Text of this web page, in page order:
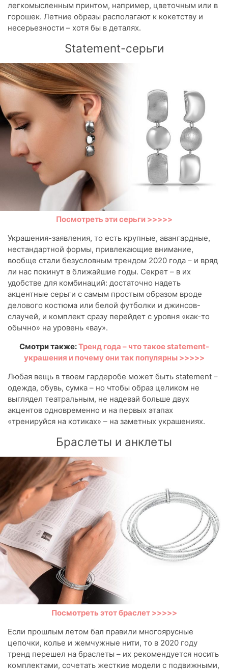
легкомысленным принтом, например, цветочным или в
горошек. Летние образы располагают к кокетству и
несерьезности – хотя бы в деталях.
Statement-серьги
Посмотреть эти серьги >>>>>
Украшения-заявления, то есть крупные, авангардные,
нестандартной формы, привлекающие внимание,
вообще стали безусловным трендом 2020 года – и вряд
ли нас покинут в ближайшие годы. Секрет – в их
удобстве для комбинаций: достаточно надеть
акцентные серьги с самым простым образом вроде
делового костюма или белой футболки и джинсов-
слаучей, и комплект сразу перейдет с уровня «как-то
обычно» на уровень «вау».
Смотри также:Тренд года – что такое statement-
украшения и почему они так популярны >>>>>
Любая вещь в твоем гардеробе может быть statement –
одежда, обувь, сумка – но чтобы образ целиком не
выглядел театральным, не надевай больше двух
акцентов одновременно и на первых этапах
«тренируйся на котиках» – на заметных украшениях.
Браслеты и анклеты
Посмотреть этот браслет >>>>>
Если прошлым летом бал правили многоярусные
цепочки, колье и жемчужные нити, то в 2020 году
тренд перешел на браслеты – их рекомендуется носить
комплектами, сочетать жесткие модели с подвижными,